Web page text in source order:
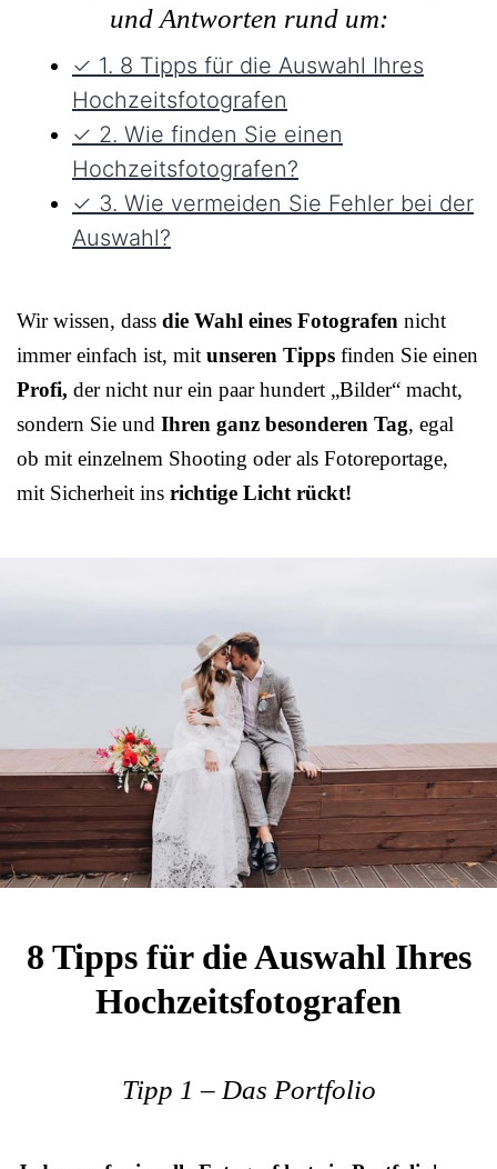
und Antworten rund um:
✓ 1. 8 Tipps für die Auswahl Ihres
Hochzeitsfotografen
✓ 2. Wie finden Sie einen
Hochzeitsfotografen?
✓ 3. Wie vermeiden Sie Fehler bei der
Auswahl?
Wir wissen, dass die Wahl eines Fotografen nicht
immer einfach ist, mit unseren Tipps finden Sie einen
Profi, der nicht nur ein paar hundert „Bilder“ macht,
sondern Sie und Ihren ganz besonderen Tag, egal
ob mit einzelnem Shooting oder als Fotoreportage,
mit Sicherheit ins richtige Licht rückt!
8 Tipps für die Auswahl Ihres
Hochzeitsfotografen
Tipp 1 – Das Portfolio